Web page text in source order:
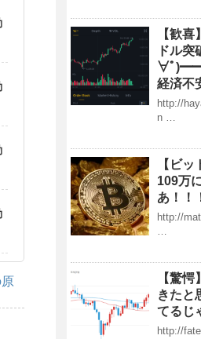
【歓
ドル
∀ﾟ
経済不
http://
n …
【ビ
109万
あ！！
http://
…
【驚
きたと
てるじ
http://